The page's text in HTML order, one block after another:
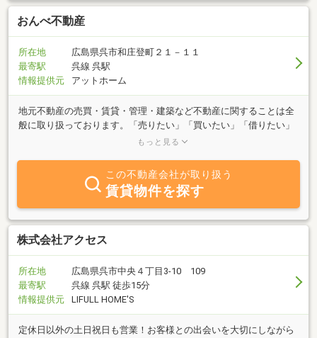
おんべ不動産
所在地
広島県呉市和庄登町２１－１１
最寄駅
呉線 呉駅
情報提供元
アットホーム
地元不動産の売買・賃貸・管理・建築など不動産に関することは全
般に取り扱っております。「売りたい」「買いたい」「借りたい」
「貸したい」「建てたい」「直したい」などお家に関することは何
もっと見る
この不動産会社が取り扱う
賃貸物件を探す
株式会社アクセス
所在地
広島県呉市中央４丁目3-10 109
最寄駅
呉線 呉駅 徒歩15分
情報提供元
LIFULL HOME'S
定休日以外の土日祝日も営業！お客様との出会いを大切にしながら